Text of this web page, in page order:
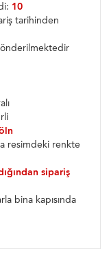
10
tarihinden
resimdeki renkte
sipariş
bina kapısında